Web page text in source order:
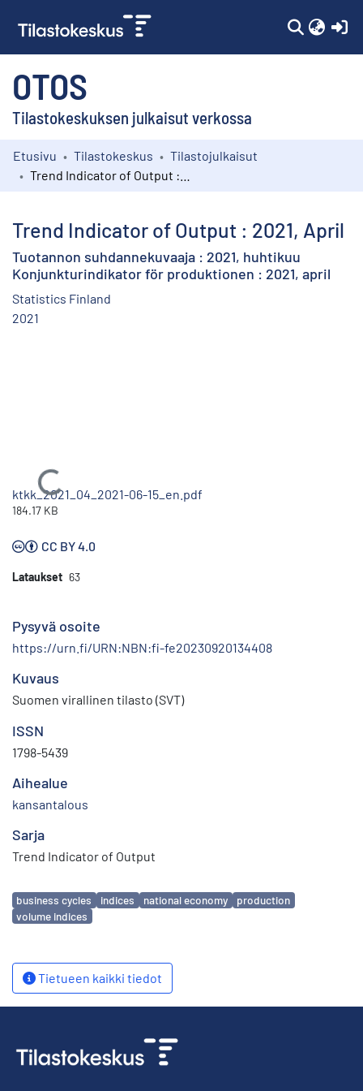
OTOS
Tilastokeskuksen julkaisut verkossa
Kokoelmat
Etusivu Tilastokeskus
Tilastojulkaisut
Trend Indicator of Output : 2021, April
Tuotannon suhdannekuvaaja : 2021, huhtikuu
Konjunkturindikator för produktionen : 2021, april
Statistics Finland
2021
Ladataan...
ktkk_2021_04_2021-06-15_en.pdf
184.17 KB
CC BY 4.0
Lataukset 63
Pysyvä osoite
https://urn.fi/URN:NBN:fi-fe20230920134408
Kuvaus
Suomen virallinen tilasto (SVT)
ISSN
1798-5439
Aihealue
kansantalous
Sarja
Trend Indicator of Output
Avainsanat
business cycles indices national economy
production
volume indices
Tietueen kaikki tiedot